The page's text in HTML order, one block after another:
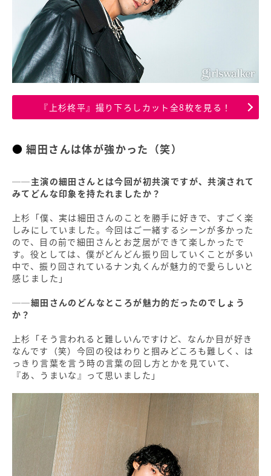
『上杉柊平』撮り下ろしカット全8枚を見る！
細田さんは体が強かった（笑）
──主演の細田さんとは今回が初共演ですが、共演されて
みてどんな印象を持たれましたか？
上杉「僕、実は細田さんのことを勝手に好きで、すごく楽
しみにしていました。今回はご一緒するシーンが多かった
ので、目の前で細田さんとお芝居ができて楽しかったで
す。役としては、僕がどんどん振り回していくことが多い
中で、振り回されているナン丸くんが魅力的で愛らしいと
感じました」
──細田さんのどんなところが魅力的だったのでしょう
か？
上杉「そう言われると難しいんですけど、なんか目が好き
なんです（笑）今回の役はわりと掴みどころも難しく、は
っきり言葉を言う時の言葉の回し方とかを見ていて、
『あ、うまいな』って思いました」